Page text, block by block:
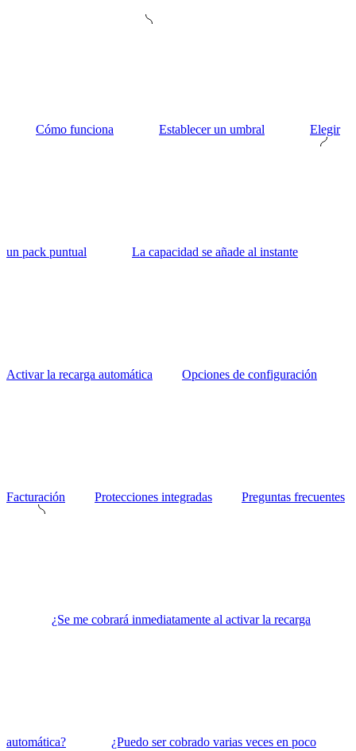
Cómo funciona Establecer un umbral Elegir
un pack puntual La capacidad se añade al instante
Activar la recarga automática Opciones de configuración
Facturación Protecciones integradas Preguntas frecuentes
¿Se me cobrará inmediatamente al activar la recarga
automática? ¿Puedo ser cobrado varias veces en poco